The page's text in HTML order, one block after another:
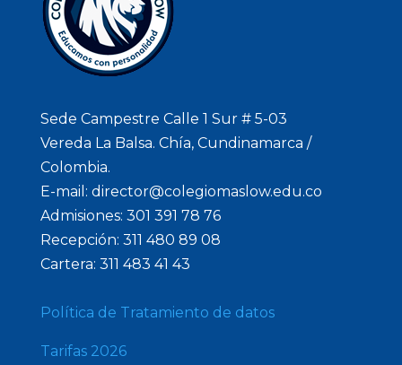
Sede Campestre Calle 1 Sur # 5-03
Vereda La Balsa. Chía, Cundinamarca /
Colombia.
E-mail: director@colegiomaslow.edu.co
Admisiones: 301 391 78 76
Recepción: 311 480 89 08
Cartera: 311 483 41 43
Política de Tratamiento de datos
Tarifas 2026